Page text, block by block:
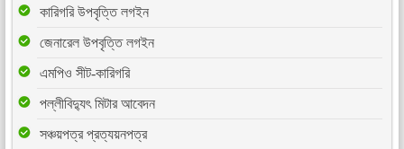
কারিগরি উপবৃত্তি লগইন
জেনারেল উপবৃত্তি লগইন
এমপিও সীট-কারিগরি
পল্লীবিদ্যুৎ মিটার আবেদন
সঞ্চয়পত্র প্রত্যয়নপত্র